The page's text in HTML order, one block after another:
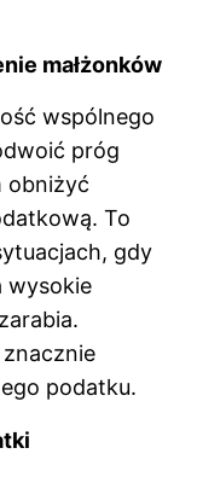
małżonków
wspólnego
próg
obniżyć
To
gdy
wysokie
podatku.